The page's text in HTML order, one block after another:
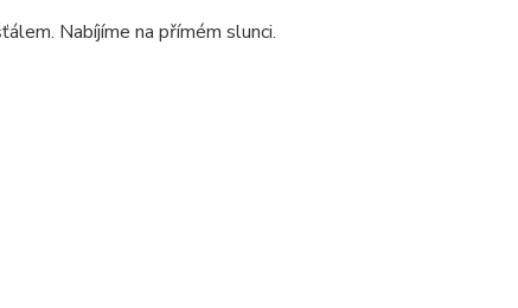
Nabíjíme na přímém slunci.